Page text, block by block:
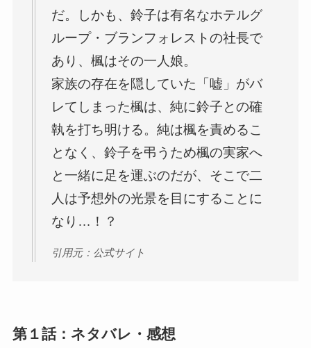
だ。しかも、鈴子は有名なホテルグ
ループ・ブランフォレストの社長で
あり、楓はその一人娘。
家族の存在を隠していた「嘘」がバ
レてしまった楓は、純に鈴子との確
執を打ち明ける。純は楓を責めるこ
となく、鈴子を弔うため楓の実家へ
と一緒に足を運ぶのだが、そこで二
人は予想外の光景を目にすることに
なり…！？
引用元：公式サイト
第１話：ネタバレ・感想